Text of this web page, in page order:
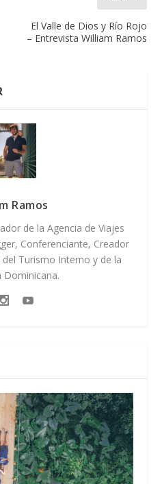
El Valle de Dios y Río Rojo
– Entrevista William Ramos
Ramos
de la Agencia de Viajes
Conferenciante, Creador
Turismo Interno y de la
Dominicana.